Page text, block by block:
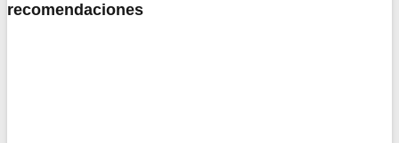
recomendaciones